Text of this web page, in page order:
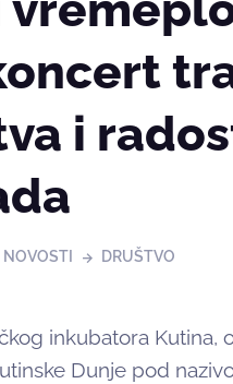
i
NOVOSTI DRUŠTVO
inkubatora Kutina,
Dunje pod